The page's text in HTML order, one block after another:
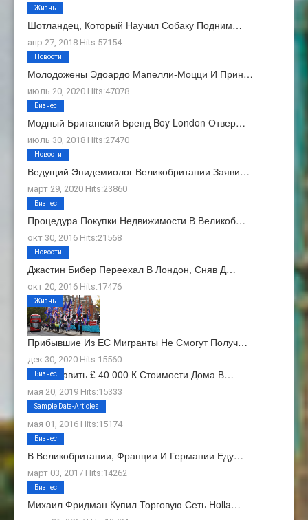
Шотландец, Который Научил Собаку Подним…
апр 27, 2018 Hits:57154
Жизнь
Молодожены Эдоардо Мапелли-Моцци И Прин…
июль 20, 2020 Hits:47078
Новости
Модный Британский Бренд Boy London Отвер…
июль 30, 2018 Hits:27470
Бизнес
Ведущий Эпидемиолог Великобритании Заяви…
март 29, 2020 Hits:23860
Новости
Процедура Покупки Недвижимости В Великоб…
окт 30, 2016 Hits:21568
Бизнес
Джастин Бибер Переехал В Лондон, Сняв Д…
окт 20, 2016 Hits:17476
Новости
Прибывшие Из ЕС Мигранты Не Смогут Получ…
дек 30, 2020 Hits:15560
Жизнь
Как Добавить £ 40 000 К Стоимости Дома В…
мая 20, 2019 Hits:15333
Бизнес
О Нас
мая 01, 2016 Hits:15174
Sample Data-Articles
В Великобритании, Франции И Германии Еду…
март 03, 2017 Hits:14262
Бизнес
Михаил Фридман Купил Торговую Сеть Holla…
Бизнес